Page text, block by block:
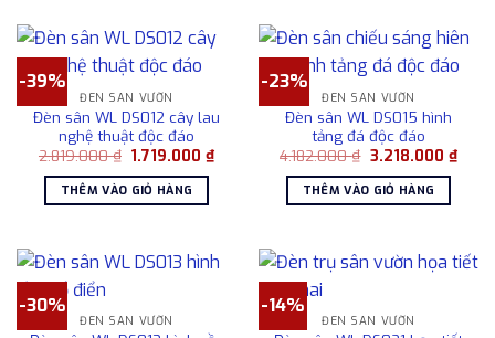
-39%
ĐÈN SÂN VƯỜN
Đèn sân WL DS012 cây lau
nghệ thuật độc đáo
2.819.000₫ Giá
là:
2.819.000 ₫.
1.719.000₫Giá
hiện
1.719.000 ₫.
THÊM VÀO GIỎ HÀNG
-23%
ĐÈN SÂN VƯỜN
Đèn sân WL DS015 hình
tảng đá độc đáo
4.182.000₫ Giá
là:
4.182.000 ₫.
3.218.000 ₫Giá
hiện
THÊM VÀO GIỎ HÀNG
-30%
ĐÈN SÂN VƯỜN
-14%
ĐÈN SÂN VƯỜN